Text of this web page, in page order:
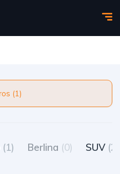
Filtros (1)
(1) Berlina (0) SUV (2)